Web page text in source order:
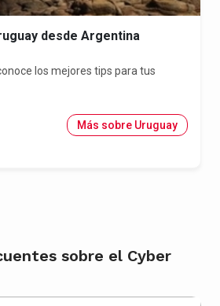
desde Argentina
los mejores tips para tus
Más sobre Uruguay
sobre el Cyber